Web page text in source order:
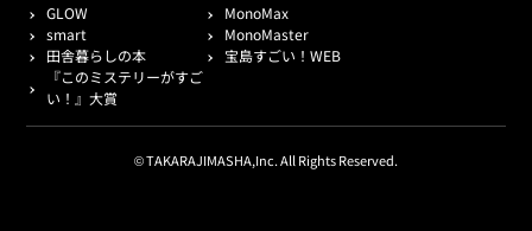
GLOW
MonoMax
smart
MonoMaster
田舎暮らしの本
宝島すごい！WEB
『このミステリーがすご
い！』大賞
© TAKARAJIMASHA,Inc. All Rights Reserved.